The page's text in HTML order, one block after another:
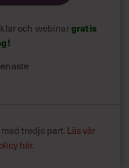
och webinargratis
tredje part. Läs vår
här.